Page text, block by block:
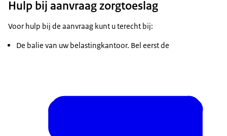
Hulp bij aanvraag zorgtoeslag
Voor hulp bij de aanvraag kunt u terecht bij:
De balie van uw belastingkantoor. Bel eerst de